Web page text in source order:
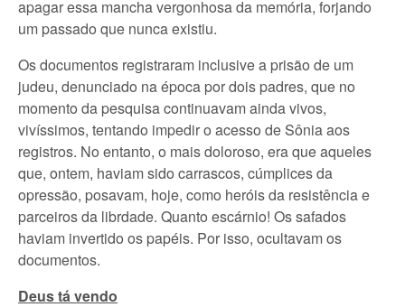
apagar essa mancha vergonhosa da memória, forjando
um passado que nunca existiu.
Os documentos registraram inclusive a prisão de um
judeu, denunciado na época por dois padres, que no
momento da pesquisa continuavam ainda vivos,
vivíssimos, tentando impedir o acesso de Sônia aos
registros. No entanto, o mais doloroso, era que aqueles
que, ontem, haviam sido carrascos, cúmplices da
opressão, posavam, hoje, como heróis da resistência e
parceiros da librdade. Quanto escárnio! Os safados
haviam invertido os papéis. Por isso, ocultavam os
documentos.
Deus tá vendo